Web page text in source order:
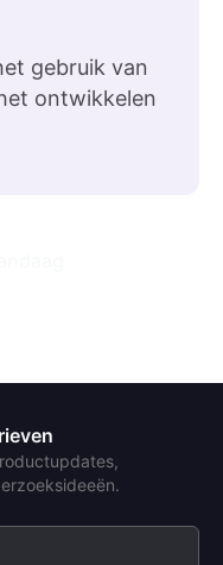
gebruik van
ontwikkelen